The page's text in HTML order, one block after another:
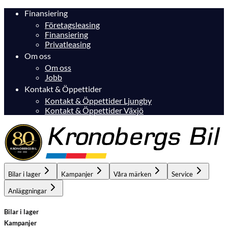
Finansiering
Företagsleasing
Finansiering
Privatleasing
Om oss
Om oss
Jobb
Kontakt & Öppettider
Kontakt & Öppettider Ljungby
Kontakt & Öppettider Växjö
Bilar i lager Kampanjer Våra märken Service
Anläggningar
Bilar i lager
Kampanjer